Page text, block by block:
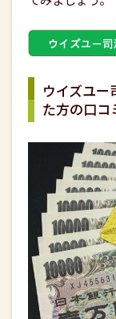
ウイズユ
た方の口コ